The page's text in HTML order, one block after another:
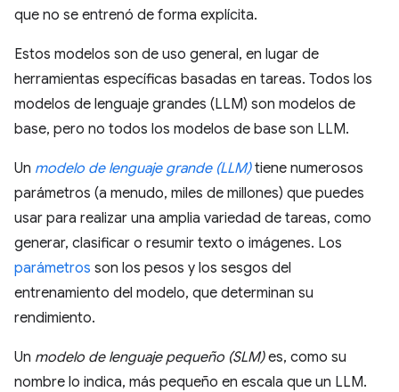
que no se entrenó de forma explícita.
Estos modelos son de uso general, en lugar de
herramientas específicas basadas en tareas. Todos los
modelos de lenguaje grandes (LLM) son modelos de
base, pero no todos los modelos de base son LLM.
Un modelo de lenguaje grande (LLM)tiene numerosos
parámetros (a menudo, miles de millones) que puedes
usar para realizar una amplia variedad de tareas, como
generar, clasificar o resumir texto o imágenes. Los
parámetros son los pesos y los sesgos del
entrenamiento del modelo, que determinan su
rendimiento.
Un modelo de lenguaje pequeño (SLM)es, como su
nombre lo indica, más pequeño en escala que un LLM.